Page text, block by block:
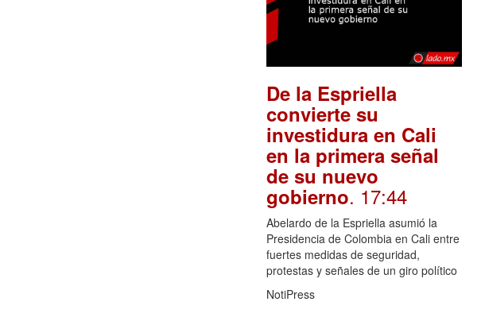
De la Espriella
convierte su
investidura en Cali
en la primera señal
de su nuevo
gobierno. 17:44
Abelardo de la Espriella asumió la
Presidencia de Colombia en Cali entre
fuertes medidas de seguridad,
protestas y señales de un giro político
NotiPress